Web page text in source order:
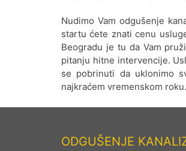
Nudimo Vam odgušenje
startu ćete znati cenu
Beogradu je tu da Vam
pitanju hitne intervencije.
se pobrinuti da uklonimo
najkraćem vremenskom
ODGUŠENJE